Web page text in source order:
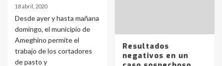
18 abril, 2020
Desde ayer y hasta mañana
domingo, el municipio de
Ameghino permite el
trabajo de los cortadores
de pasto y
Resultados
negativos en un